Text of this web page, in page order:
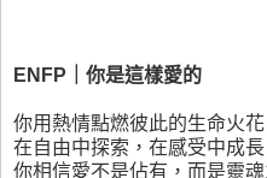
ENFP｜你是這樣愛的
你用熱情點燃彼此的生命火花
在自由中探索，在感受中成長
你相信愛不是佔有，而是靈